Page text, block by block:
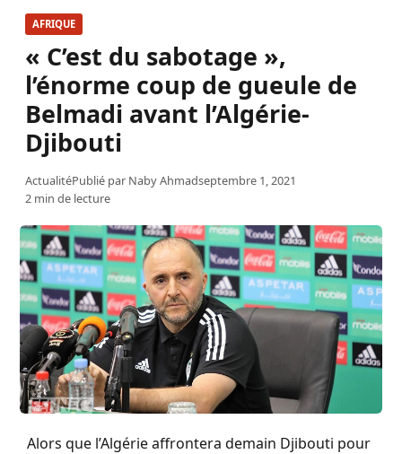
AFRIQUE
« C’est du sabotage »,
l’énorme coup de gueule de
Belmadi avant l’Algérie-
Djibouti
ActualitéPublié par Naby Ahmadseptembre 1, 2021
2 min de lecture
Alors que l’Algérie affrontera demain Djibouti pour